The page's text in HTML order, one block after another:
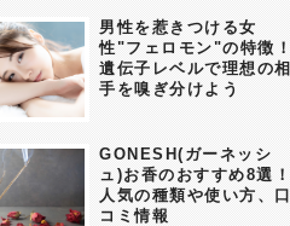
男性を惹きつける女
性"フェロモン"の特徴！
遺伝子レベルで理想の相
手を嗅ぎ分けよう
GONESH(ガーネッシ
ュ)お香のおすすめ8選！
人気の種類や使い方、口
コミ情報